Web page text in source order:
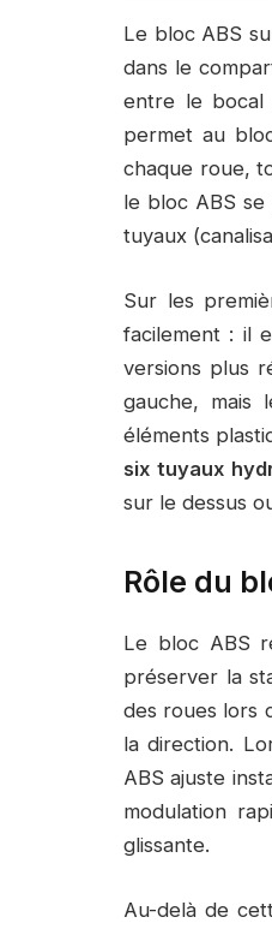
Le bloc ABS
dans le
entre le bocal
permet au
chaque roue,
le bloc ABS
tuyaux
Sur les
facilement : il
versions plus
gauche, mais
éléments
six tuyaux
sur le dessus
Rôle du
Le bloc ABS
préserver la
des roues lors
la direction.
ABS ajuste
modulation
glissante.
Au-delà de